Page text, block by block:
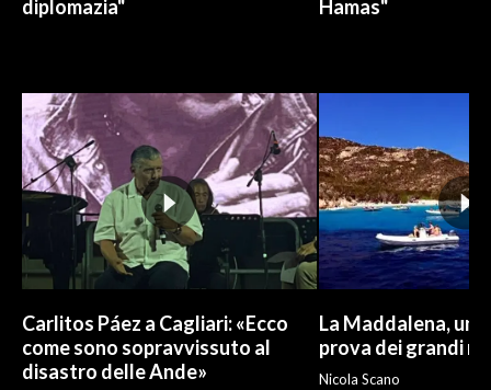
diplomazia" Hamas"
Carlitos Páez a Cagliari: «Ecco
come sono sopravvissuto al
disastro delle Ande»
La Maddalena, un
prova dei grandi
Nicola Scano